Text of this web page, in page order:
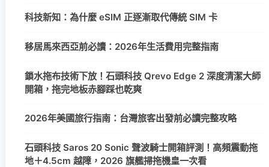
科技新知：為什麼 eSIM 正逐漸取代傳統 SIM 卡
移居馬來西亞前必讀：2026年生活費用完整指南
鎖水拖布技術下放！石頭科技 Qrevo Edge 2 深度清潔大師
開箱，拖完地板赤腳踩也乾爽
2026年美國旅行指南：台灣旅客出發前必讀完整攻略
石頭科技 Saros 20 Sonic 聲波騎士開箱評測！高頻震動拖
地＋4.5cm 越障，2026 旗艦掃拖機皇一次看